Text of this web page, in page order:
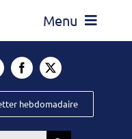
Menu
hebdomadaire